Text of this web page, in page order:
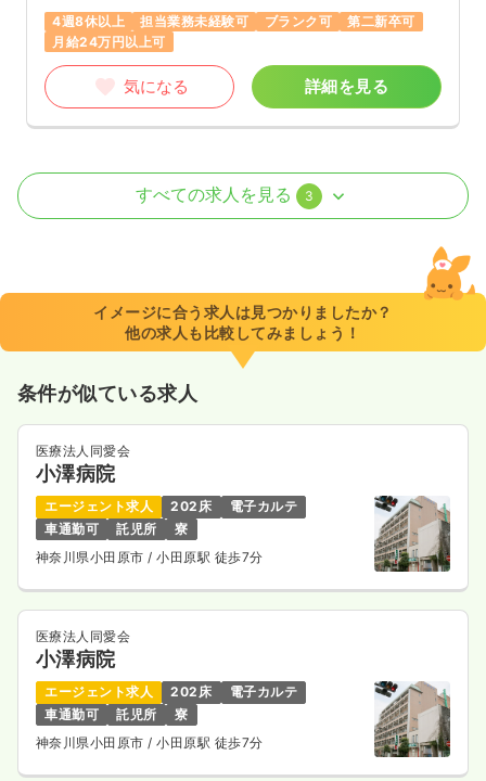
4週8休以上
担当業務未経験可 ブランク可
第二新卒可
月給24万円以上可
気になる 詳細を見る
病棟 正看護師 / 管理職
8:45～17:00（休憩60分）
土日休み
月給40万円以上可
気になる
透析正・准看護師 一般病院
日勤のみ（常勤） 一時募集休止
給与 24.5〜31.5万円/月 賞与4.4ヶ月
時間 8:45～17:00
4週8休以上
月給31万円以上可
気になる 詳細を見る
すべての求人を見る 3
イメージに合う求人は見つかりましたか？
他の求人も比較してみましょう！
条件が似ている求人
医療法人同愛会
小澤病院
エージェント求人 202床
電子カルテ
車通勤可
託児所
寮
神奈川県小田原市/ 小田原駅 徒歩7分
医療法人同愛会
小澤病院
エージェント求人 202床
電子カルテ
車通勤可
託児所
寮
神奈川県小田原市/ 小田原駅 徒歩7分